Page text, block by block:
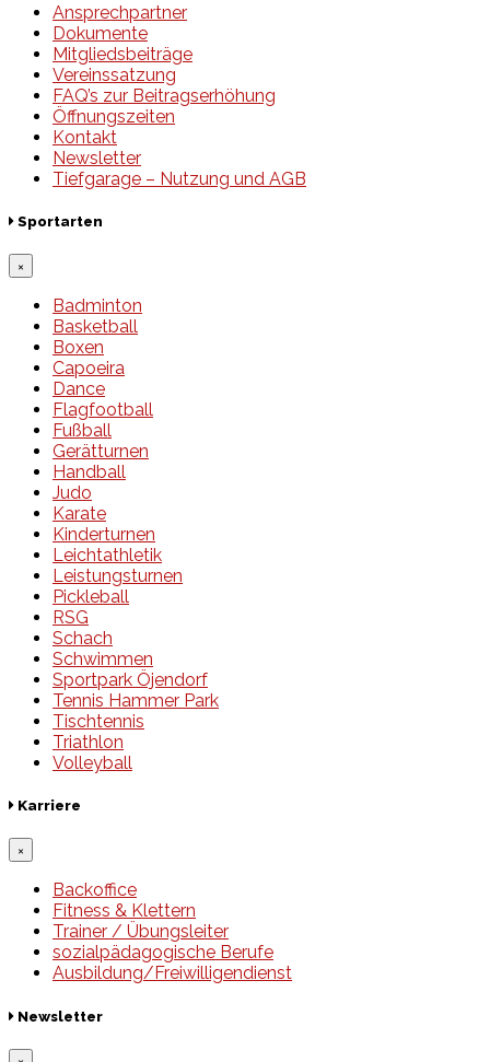
Ansprechpartner
Dokumente
Mitgliedsbeiträge
Vereinssatzung
FAQ’s zur Beitragserhöhung
Öffnungszeiten
Kontakt
Newsletter
Tiefgarage – Nutzung und AGB
Sportarten
×
Badminton
Basketball
Boxen
Capoeira
Dance
Flagfootball
Fußball
Gerätturnen
Handball
Judo
Karate
Kinderturnen
Leichtathletik
Leistungsturnen
Pickleball
RSG
Schach
Schwimmen
Sportpark Öjendorf
Tennis Hammer Park
Tischtennis
Triathlon
Volleyball
Karriere
×
Backoffice
Fitness & Klettern
Trainer / Übungsleiter
sozialpädagogische Berufe
Ausbildung/Freiwilligendienst
Newsletter